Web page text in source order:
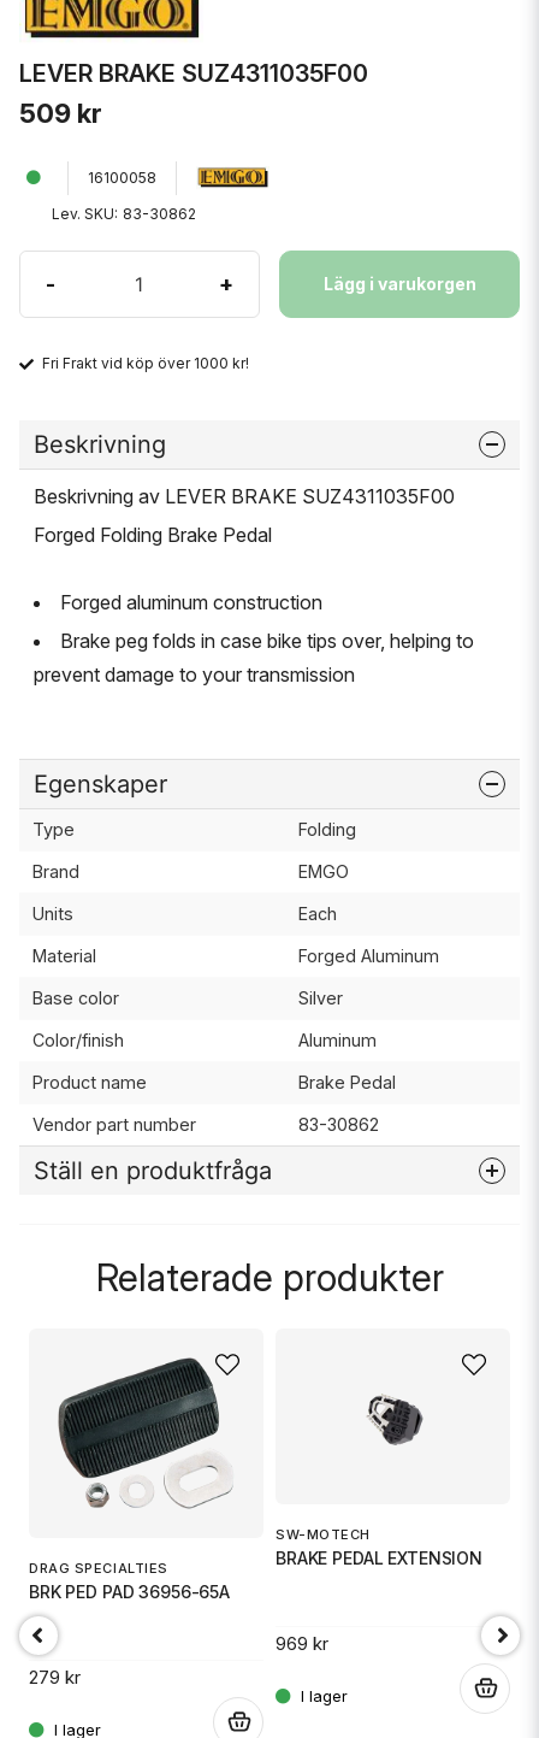
LEVER BRAKE SUZ4311035F00
509 kr
16100058
Lev. SKU: 83-30862
- + Lägg i varukorgen
Fri Frakt vid köp över 1000 kr!
Beskrivning
Beskrivning av LEVER BRAKE SUZ4311035F00
Forged Folding Brake Pedal
Forged aluminum construction
Brake peg folds in case bike tips over, helping to
prevent damage to your transmission
Egenskaper
Type Folding
Brand EMGO
Units Each
Material Forged Aluminum
Base color Silver
Color/finish Aluminum
Product name Brake Pedal
Vendor part number 83-30862
Ställ en produktfråga
emailMejladress
Ja, ni får publicera min fråga
Relaterade produkter
DRAG SPECIALTIES
BRK PED PAD 36956-65A
279 kr
SW-MOTECH
BRAKE PEDAL EXTENSION
969 kr